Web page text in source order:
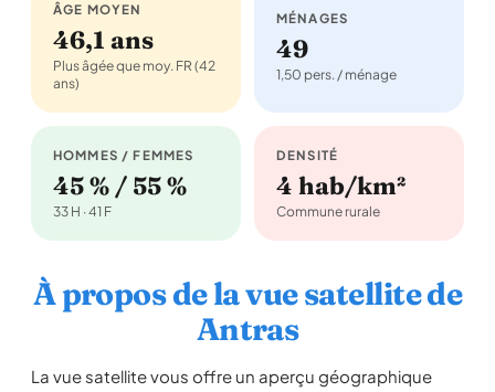
ÂGE MOYEN
46,1 ans
Plus âgée que moy. FR (42
ans)
MÉNAGES
49
1,50 pers. / ménage
HOMMES / FEMMES
45 % / 55 %
33 H · 41 F
DENSITÉ
4 hab/km²
Commune rurale
À propos de la vue satellite de
Antras
La vue satellite vous offre un aperçu géographique